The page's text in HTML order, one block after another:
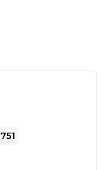
751